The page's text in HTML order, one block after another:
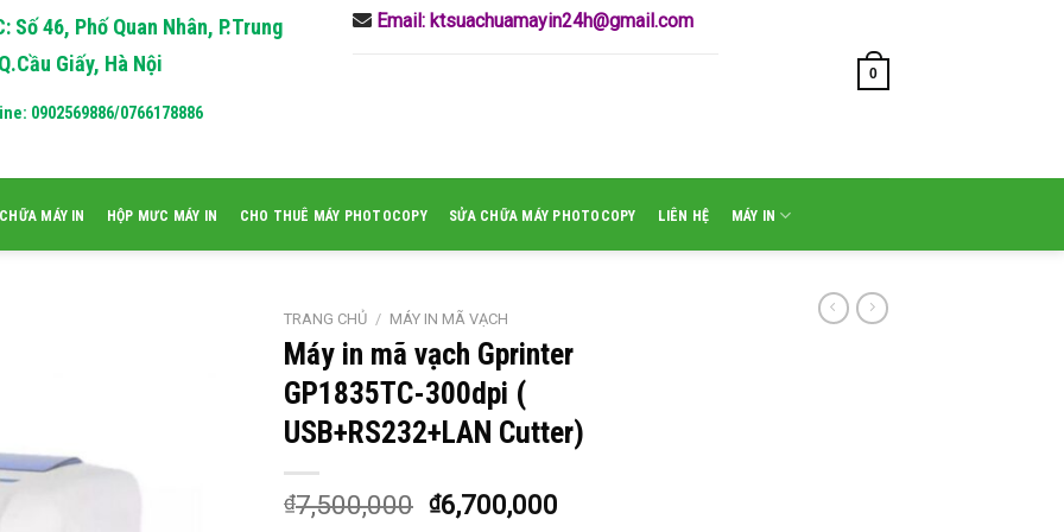
Số 46, Phố Quan Nhân, P.Trung
Giấy, Hà Nội
0902569886/0766178886
Email: ktsuachuamayin24h@gmail.com
0
MÁY IN HỘP MƯC MÁY IN CHO THUÊ MÁY PHOTOCOPY SỬA CHỮA MÁY PHOTOCOPY LIÊN HỆ MÁY IN
TRANG CHỦ / MÁY IN MÃ VẠCH
Máy in mã vạch Gprinter
GP1835TC-300dpi (
USB+RS232+LAN Cutter)
₫7,500,000 ₫6,700,000